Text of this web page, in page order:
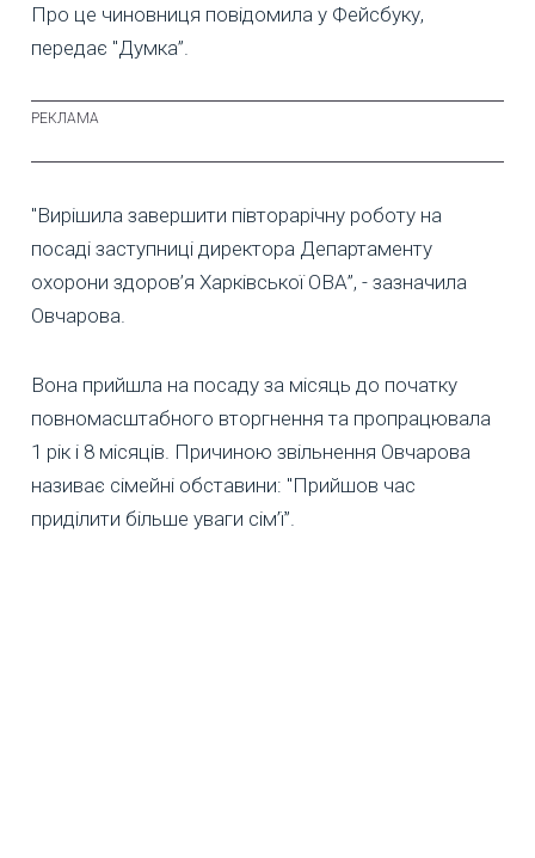
Про це чиновниця повідомила у Фейсбуку,
передає "Думка”.
"Вирішила завершити півторарічну роботу на
посаді заступниці директора Департаменту
охорони здоров’я Харківської ОВА”, - зазначила
Овчарова.
Вона прийшла на посаду за місяць до початку
повномасштабного вторгнення та пропрацювала
1 рік і 8 місяців. Причиною звільнення Овчарова
називає сімейні обставини: "Прийшов час
приділити більше уваги сім’ї”.